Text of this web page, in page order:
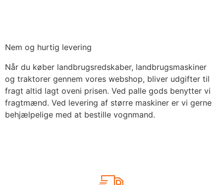
Nem og hurtig levering
Når du køber landbrugsredskaber, landbrugsmaskiner
og traktorer gennem vores webshop, bliver udgifter til
fragt altid lagt oveni prisen. Ved palle gods benytter vi
fragtmænd. Ved levering af større maskiner er vi gerne
behjælpelige med at bestille vognmand.